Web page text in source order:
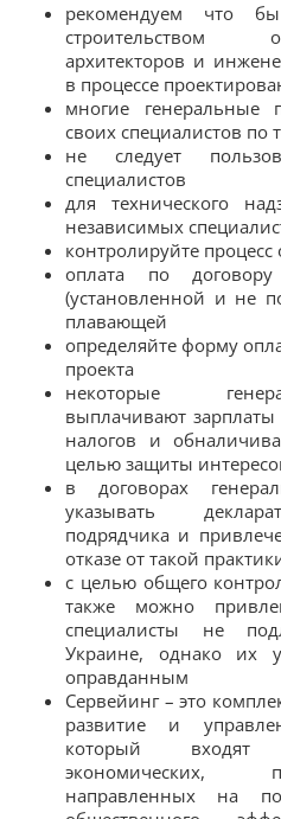
рекомендуем что
строительством
архитекторов и
в процессе
многие генеральные
своих специалистов по
не следует
специалистов
для технического
независимых
контролируйте
оплата по
(установленной и не
плавающей
определяйте форму
проекта
некоторые
выплачивают зарплаты
налогов и
целью защиты
в договорах
указывать
подрядчика и
отказе от такой
с целью общего
также можно
специалисты не
Украине, однако их
оправданным
Сервейинг – это
развитие и
который входят
экономических,
направленных на